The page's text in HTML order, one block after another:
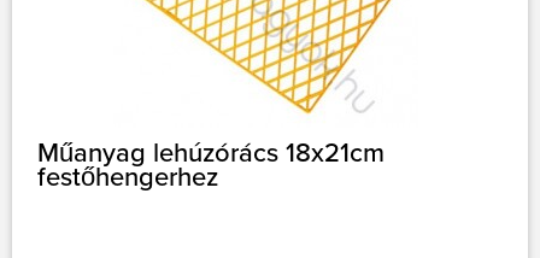
Műanyag lehúzórács 18x21cm
festőhengerhez